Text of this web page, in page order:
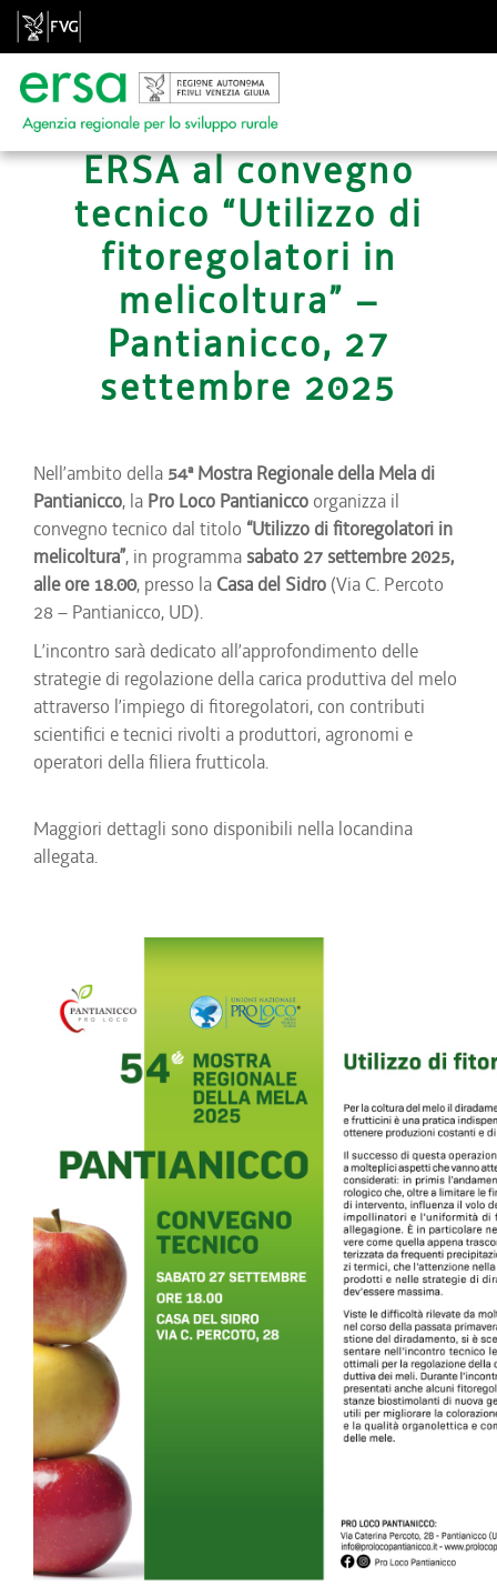
ERSA al convegno
tecnico “Utilizzo di
fitoregolatori in
melicoltura” –
Pantianicco, 27
settembre 2025
Nell’ambito della 54ª Mostra Regionale della Mela di
Pantianicco, la Pro Loco Pantianicco organizza il
convegno tecnico dal titolo “Utilizzo di fitoregolatori in
melicoltura”, in programma sabato 27 settembre 2025,
alle ore 18.00, presso la Casa del Sidro (Via C. Percoto
28 – Pantianicco, UD).
L’incontro sarà dedicato all’approfondimento delle
strategie di regolazione della carica produttiva del melo
attraverso l’impiego di fitoregolatori, con contributi
scientifici e tecnici rivolti a produttori, agronomi e
operatori della filiera frutticola.
Maggiori dettagli sono disponibili nella locandina
allegata.